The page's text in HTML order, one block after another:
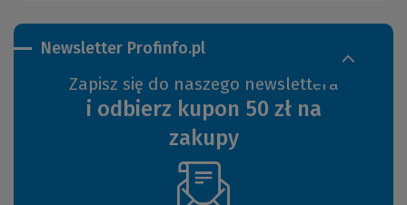
Newsletter Profinfo.pl
Zapisz się do naszego newslettera
i odbierz kupon 50 zł na
zakupy
(Nowe